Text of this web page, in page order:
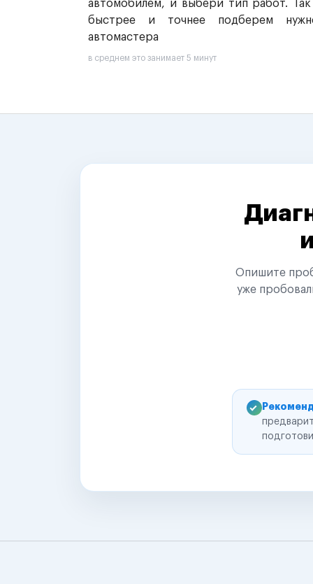
автомобилем, и выбери тип работ.
быстрее и точнее подберем
автомастера
в среднем это занимает 5 минут
Опишите
уже